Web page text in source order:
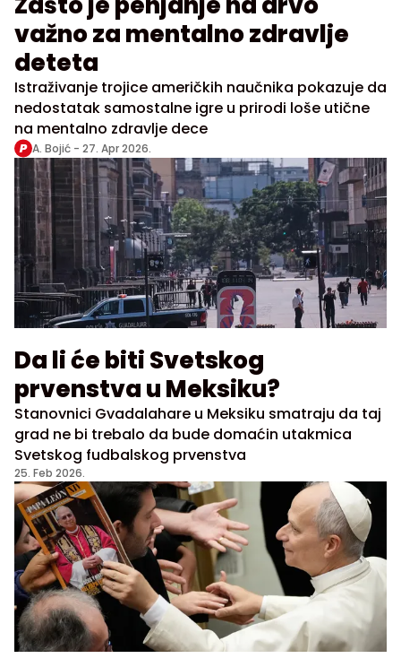
važno za mentalno zdravlje
deteta
Istraživanje trojice američkih naučnika pokazuje da
nedostatak samostalne igre u prirodi loše utične
na mentalno zdravlje dece
A. Bojić - 27. Apr 2026.
Da li će biti Svetskog
prvenstva u Meksiku?
Stanovnici Gvadalahare u Meksiku smatraju da taj
grad ne bi trebalo da bude domaćin utakmica
Svetskog fudbalskog prvenstva
25. Feb 2026.